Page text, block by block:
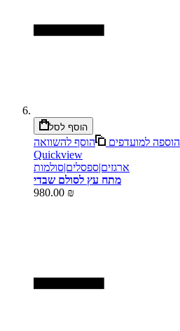
הוסף לסל
הוספה למועדפים
הוסף להשוואה
Quickview
ארגזים|ספסלים|סולמות
מתח עץ לסולם שבדי
980.00 ₪